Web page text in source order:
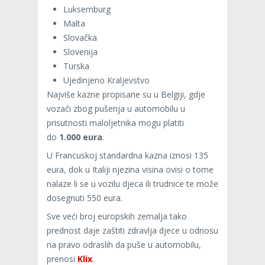
Luksemburg
Malta
Slovačka
Slovenija
Turska
Ujedinjeno Kraljevstvo
Najviše kazne propisane su u Belgiji, gdje
vozači zbog pušenja u automobilu u
prisutnosti maloljetnika mogu platiti
do 1.000 eura.
U Francuskoj standardna kazna iznosi 135
eura, dok u Italiji njezina visina ovisi o tome
nalaze li se u vozilu djeca ili trudnice te može
dosegnuti 550 eura.
Sve veći broj europskih zemalja tako
prednost daje zaštiti zdravlja djece u odnosu
na pravo odraslih da puše u automobilu,
prenosi Klix.